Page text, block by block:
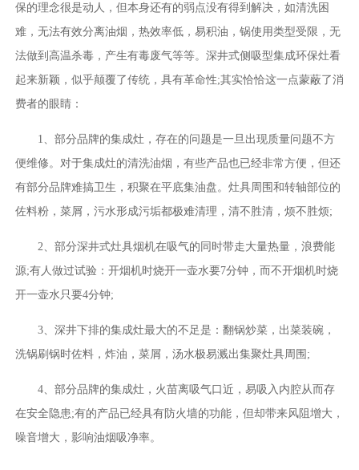
保的理念很是动人，但本身还有的弱点没有得到解决，如清洗困
难，无法有效分离油烟，热效率低，易积油，锅使用类型受限，无
法做到高温杀毒，产生有毒废气等等。深井式侧吸型集成环保灶看
起来新颖，似乎颠覆了传统，具有革命性;其实恰恰这一点蒙蔽了消
费者的眼睛：
1、部分品牌的集成灶，存在的问题是一旦出现质量问题不方
便维修。对于集成灶的清洗油烟，有些产品也已经非常方便，但还
有部分品牌难搞卫生，积聚在平底集油盘。灶具周围和转轴部位的
佐料粉，菜屑，污水形成污垢都极难清理，清不胜清，烦不胜烦;
2、部分深井式灶具烟机在吸气的同时带走大量热量，浪费能
源;有人做过试验：开烟机时烧开一壶水要7分钟，而不开烟机时烧
开一壶水只要4分钟;
3、深井下排的集成灶最大的不足是：翻锅炒菜，出菜装碗，
洗锅刷锅时佐料，炸油，菜屑，汤水极易溅出集聚灶具周围;
4、部分品牌的集成灶，火苗离吸气口近，易吸入内腔从而存
在安全隐患;有的产品已经具有防火墙的功能，但却带来风阻增大，
噪音增大，影响油烟吸净率。